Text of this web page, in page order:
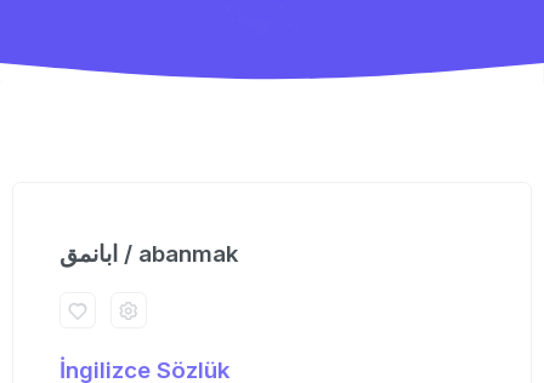
ابانمق / abanmak
İngilizce Sözlük